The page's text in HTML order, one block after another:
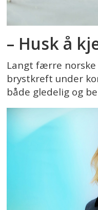
– Husk å
Langt færre
brystkreft under
både gledelig og